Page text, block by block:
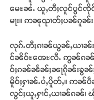
မေႊၼႆႉ ယူႇတီႈလူင်ပွင်ၸို
မႃး။ ဢၼုၺၢတ်ႈပၼ်ၵူၼ်း
လုၵ်ႉတီႈၵၢၼ်ယွၼ်ႇယၢၼ်
င်ၼိဝ်ႊၻေႊလီႉ ဢွၼ်ၵၼ်
ဝ်ႈၵၼ်ၼႅၼ်ႈၼႃၵိုၼ်းၶွၼ်ႈတီ
မိူဝ်ႈႁၢၼ်ႉပႆႇပိူတ်ႇ။ ဢ
လွင်ႈယူႇႁၢင်ႇယၢၼ်ၵၼ်၊